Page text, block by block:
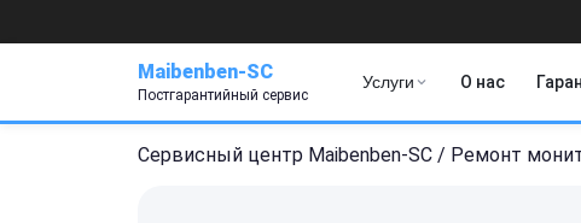
Maibenben-SC
Постгарантийный сервис
Услуги О нас
Сервисный центр Maibenben-SC / Ремонт